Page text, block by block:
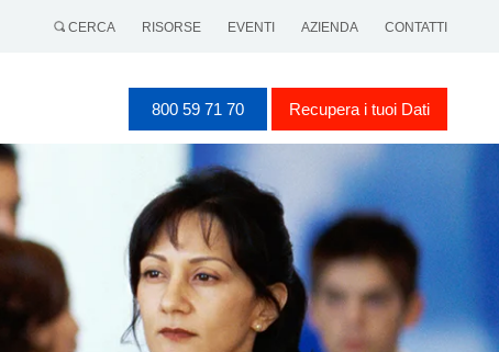
CERCA RISORSE EVENTI AZIENDA CONTATTI
800 59 71 70 Recupera i tuoi Dati